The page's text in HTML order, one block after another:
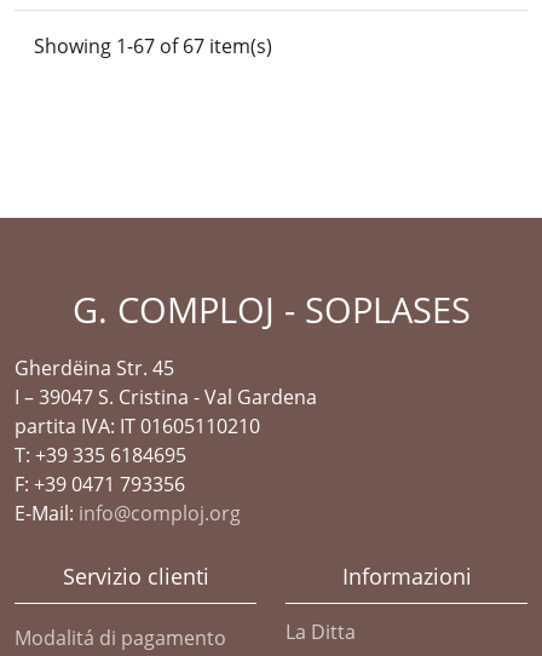
Showing 1-67 of 67 item(s)
G. COMPLOJ - SOPLASES
Gherdëina Str. 45
I – 39047 S. Cristina - Val Gardena
partita IVA: IT 01605110210
T: +39 335 6184695
F: +39 0471 793356
E-Mail: info@comploj.org
Servizio clienti
Modalitá di pagamento
Informazioni
La Ditta